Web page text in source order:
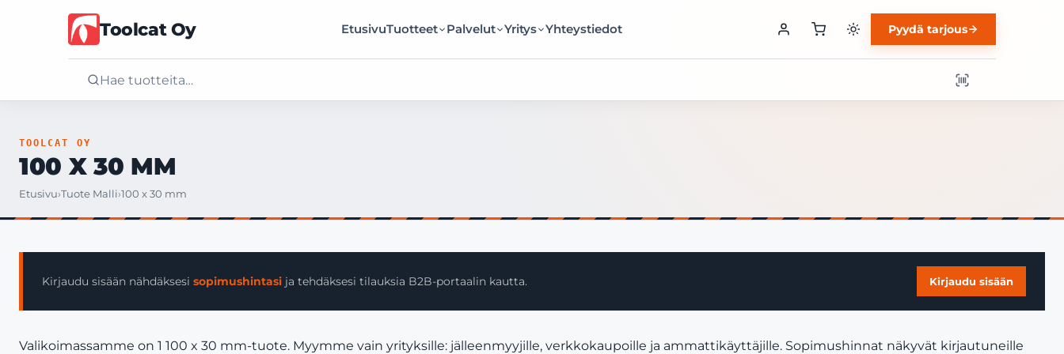
Toolcat Oy EtusivuTuotteet Palvelut Yritys Yhteystiedot Pyydä tarjous
Tuotteet
Yritys
TOOLCAT OY
100 X 30 MM
Etusivu›Tuote Malli›100 x 30 mm
Kirjaudu sisään nähdäksesi sopimushintasi ja tehdäksesi tilauksia B2B-portaalin kautta. Kirjaudu sisään
Valikoimassamme on 1 100 x 30 mm-tuote. Myymme vain yrityksille: jälleenmyyjille, verkkokaupoille ja ammattikäyttäjille. Sopimushinnat näkyvät kirjautuneille